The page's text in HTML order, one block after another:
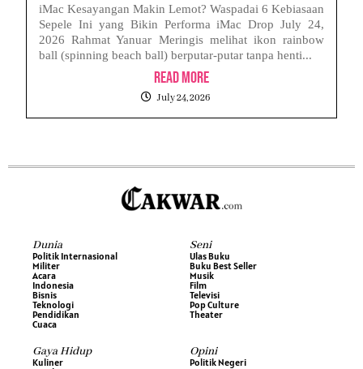
iMac Kesayangan Makin Lemot? Waspadai 6 Kebiasaan
Sepele Ini yang Bikin Performa iMac Drop July 24,
2026 Rahmat Yanuar Meringis melihat ikon rainbow
ball (spinning beach ball) berputar-putar tanpa henti...
Read More
July 24, 2026
Dunia
Politik Internasional
Militer
Acara
Indonesia
Bisnis
Teknologi
Pendidikan
Cuaca
Seni
Ulas Buku
Buku Best Seller
Musik
Film
Televisi
Pop Culture
Theater
Gaya Hidup
Kuliner
Opini
Politik Negeri